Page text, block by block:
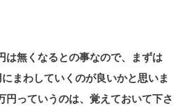
は無くなるとの事なので、まずは
まわしていくのが良いかと思いま
円っていうのは、覚えておいて下さ